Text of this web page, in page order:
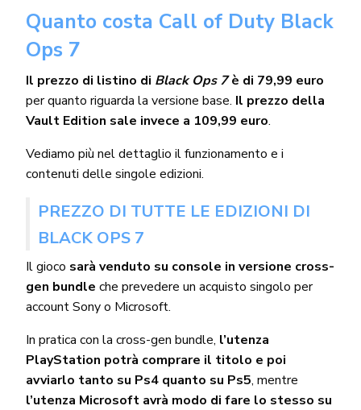
Quanto costa Call of Duty Black
Ops 7
Il prezzo di listino di Black Ops 7è di 79,99 euro
per quanto riguarda la versione base. Il prezzo della
Vault Edition sale invece a 109,99 euro.
Vediamo più nel dettaglio il funzionamento e i
contenuti delle singole edizioni.
PREZZO DI TUTTE LE EDIZIONI DI
BLACK OPS 7
Il gioco sarà venduto su console in versione cross-
gen bundle che prevedere un acquisto singolo per
account Sony o Microsoft.
In pratica con la cross-gen bundle, l’utenza
PlayStation potrà comprare il titolo e poi
avviarlo tanto su Ps4 quanto su Ps5, mentre
l’utenza Microsoft avrà modo di fare lo stesso su